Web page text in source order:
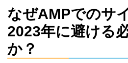
なぜAMPでのサ
2023年に避ける
か？